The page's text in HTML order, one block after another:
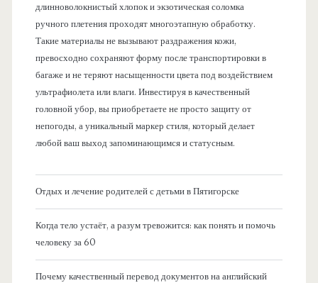
длинноволокнистый хлопок и экзотическая соломка
ручного плетения проходят многоэтапную обработку.
Такие материалы не вызывают раздражения кожи,
превосходно сохраняют форму после транспортировки в
багаже и не теряют насыщенности цвета под воздействием
ультрафиолета или влаги. Инвестируя в качественный
головной убор, вы приобретаете не просто защиту от
непогоды, а уникальный маркер стиля, который делает
любой ваш выход запоминающимся и статусным.
Отдых и лечение родителей с детьми в Пятигорске
Когда тело устаёт, а разум тревожится: как понять и помочь
человеку за 60
Почему качественный перевод документов на английский